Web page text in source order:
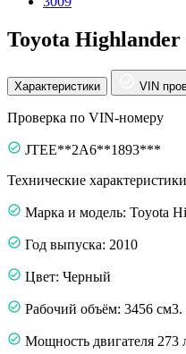
Toyota
Характеристики VIN
Проверка по VIN-номеру
JTEE**2A6**1893***
Технические характеристики
Марка и модель: Toyota
Год выпуска: 2010
Цвет: Черный
Рабочий объём: 3456 см3.
Мощность двигателя 273